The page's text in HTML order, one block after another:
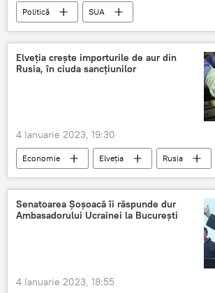
Politică SUA
Elveția creşte importurile de aur din
Rusia, în ciuda sancțiunilor
4 Ianuarie 2023, 19:30
Economie Elveția
Rusia
Aur
Senatoarea Șoșoacă îi răspunde dur
Ambasadorului Ucrainei la București
4 Ianuarie 2023, 18:55